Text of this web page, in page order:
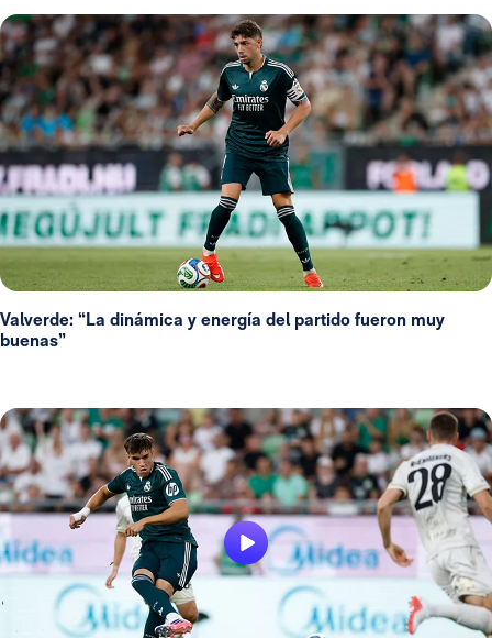
Valverde: “La dinámica y energía del partido fueron muy
buenas”